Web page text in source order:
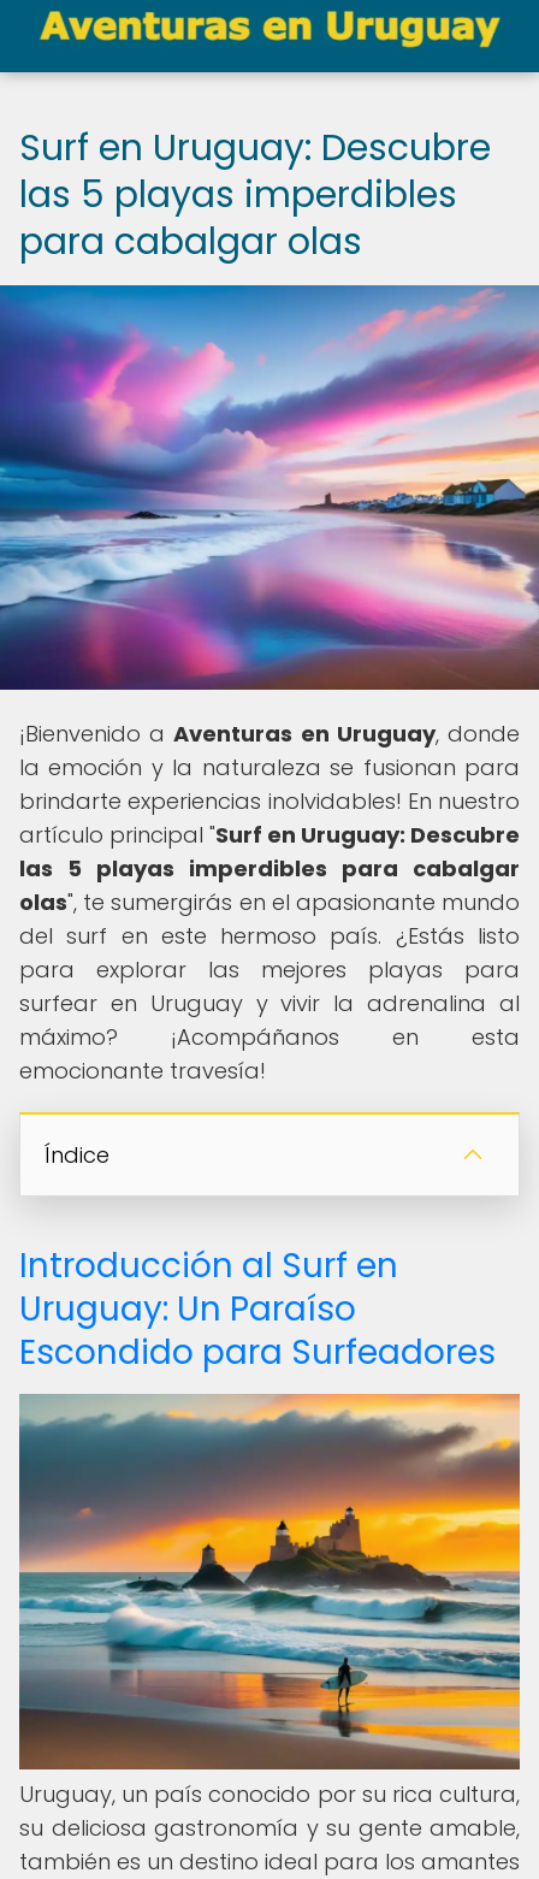
Surf en Uruguay: Descubre
las 5 playas imperdibles
para cabalgar olas
¡Bienvenido aAventuras en Uruguay, donde
la emoción y la naturaleza se fusionan para
brindarte experiencias inolvidables! En nuestro
artículo principal "Surf en Uruguay: Descubre
las 5 playas imperdibles para cabalgar
olas", te sumergirás en el apasionante mundo
del surf en este hermoso país. ¿Estás listo
para explorar las mejores playas para
surfear en Uruguay y vivir la adrenalina al
máximo? ¡Acompáñanos en esta
emocionante travesía!
Índice
Introducción al Surf en
Uruguay: Un Paraíso
Escondido para Surfeadores
Uruguay, un país conocido por su rica cultura,
su deliciosa gastronomía y su gente amable,
también es un destino ideal para los amantes